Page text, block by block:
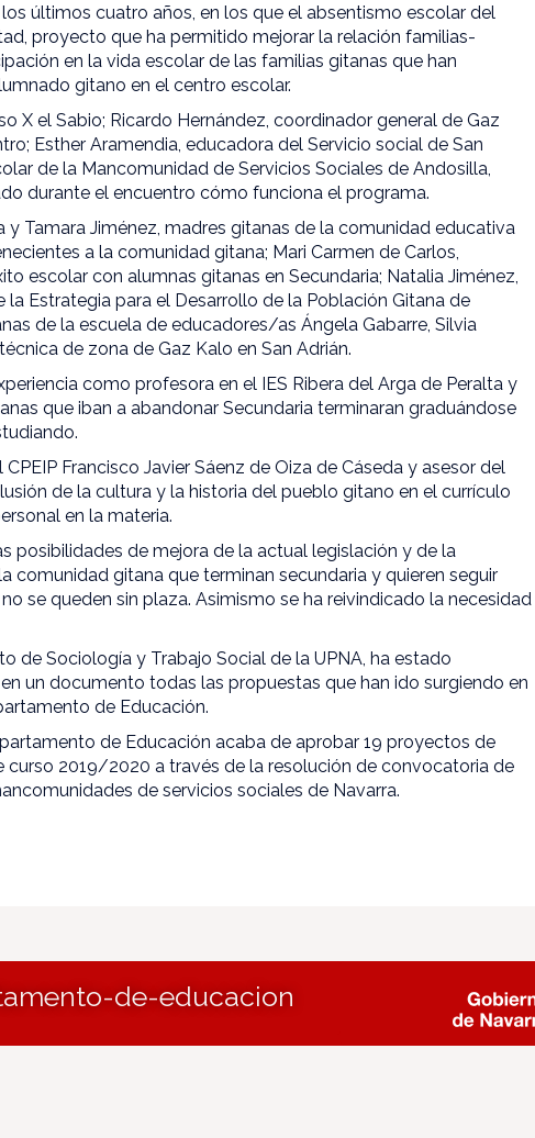
últimos cuatro años, en los que el absentismo escolar del
proyecto que ha permitido mejorar la relación familias-
en la vida escolar de las familias gitanas que han
gitano en el centro escolar.
X el Sabio; Ricardo Hernández, coordinador general de Gaz
Esther Aramendia, educadora del Servicio social de San
de la Mancomunidad de Servicios Sociales de Andosilla,
durante el encuentro cómo funciona el programa.
y Tamara Jiménez, madres gitanas de la comunidad educativa
a la comunidad gitana; Mari Carmen de Carlos,
escolar con alumnas gitanas en Secundaria; Natalia Jiménez,
Estrategia para el Desarrollo de la Población Gitana de
de la escuela de educadores/as Ángela Gabarre, Silvia
de zona de Gaz Kalo en San Adrián.
como profesora en el IES Ribera del Arga de Peralta y
que iban a abandonar Secundaria terminaran graduándose
Francisco Javier Sáenz de Oiza de Cáseda y asesor del
de la cultura y la historia del pueblo gitano en el currículo
en la materia.
posibilidades de mejora de la actual legislación y de la
comunidad gitana que terminan secundaria y quieren seguir
se queden sin plaza. Asimismo se ha reivindicado la necesidad
de Sociología y Trabajo Social de la UPNA, ha estado
un documento todas las propuestas que han ido surgiendo en
de Educación.
de Educación acaba de aprobar 19 proyectos de
curso 2019/2020 a través de la resolución de convocatoria de
de servicios sociales de Navarra.
de-educacion